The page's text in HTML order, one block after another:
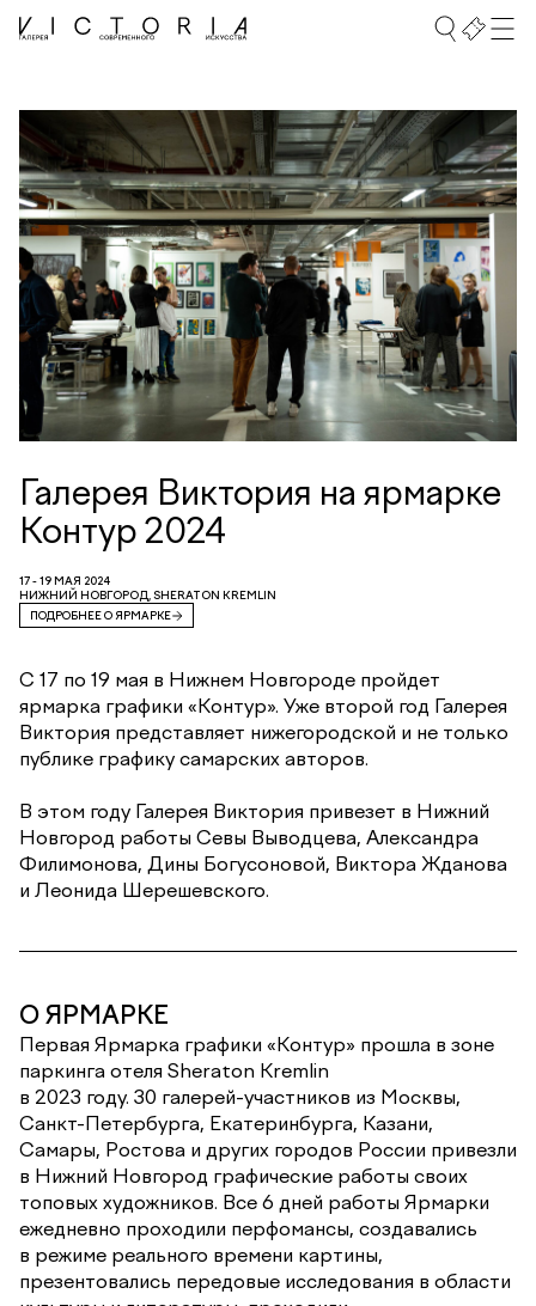
Галерея Виктория на ярмарке
Контур 2024
17 - 19 МАЯ 2024
НИЖНИЙ НОВГОРОД, SHERATON KREMLIN
ПОДРОБНЕЕ О ЯРМАРКЕ
С 17 по 19 мая в Нижнем Новгороде пройдет
ярмарка графики «Контур». Уже второй год Галерея
Виктория представляет нижегородской и не только
публике графику самарских авторов.
В этом году Галерея Виктория привезет в Нижний
Новгород работы Севы Выводцева, Александра
Филимонова, Дины Богусоновой, Виктора Жданова
и Леонида Шерешевского.
О ЯРМАРКЕ
Первая Ярмарка графики «Контур» прошла в зоне
паркинга отеля Sheraton Kremlin
в 2023 году. 30 галерей-участников из Москвы,
Санкт-Петербурга, Екатеринбурга, Казани,
Самары, Ростова и других городов России привезли
в Нижний Новгород графические работы своих
топовых художников. Все 6 дней работы Ярмарки
ежедневно проходили перфомансы, создавались
в режиме реального времени картины,
презентовались передовые исследования в области